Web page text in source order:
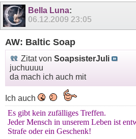
Bella Luna:
06.12.2009 23:05
AW: Baltic Soap
Zitat von SoapsisterJuli
juchuuuu
da mach ich auch mit
Ich auch
Es gibt kein zufälliges Treffen.
Jeder Mensch in unserem Leben ist
Strafe oder ein Geschenk!